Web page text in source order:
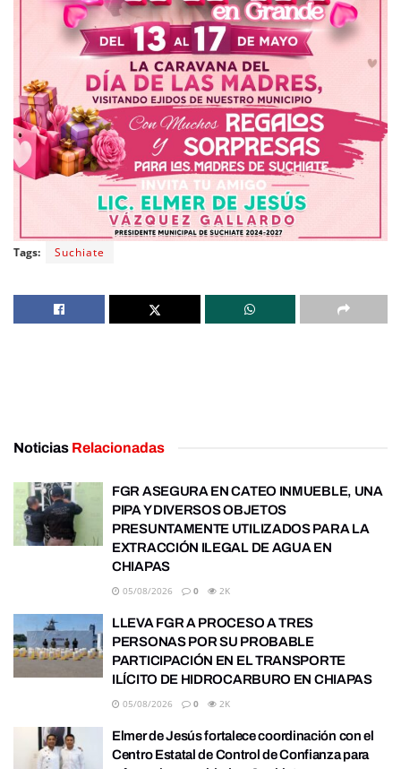
Tags: Suchiate
Noticias Relacionadas
FGR ASEGURA EN CATEO INMUEBLE, UNA
PIPA Y DIVERSOS OBJETOS
PRESUNTAMENTE UTILIZADOS PARA LA
EXTRACCIÓN ILEGAL DE AGUA EN
CHIAPAS
05/08/2026 0 2K
LLEVA FGR A PROCESO A TRES
PERSONAS POR SU PROBABLE
PARTICIPACIÓN EN EL TRANSPORTE
ILÍCITO DE HIDROCARBURO EN CHIAPAS
05/08/2026 0 2K
Elmer de Jesús fortalece coordinación con el
Centro Estatal de Control de Confianza para